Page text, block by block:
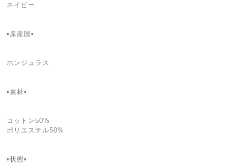
ネイビー
▪️原産国▪️
ホンジュラス
▪️素材▪️
コットン50%
ポリエステル50%
▪️状態▪️